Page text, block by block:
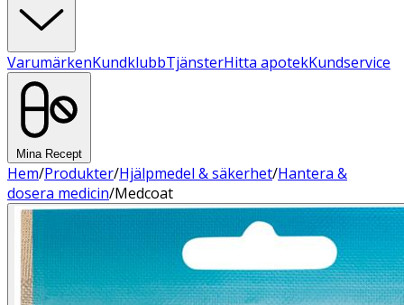
VarumärkenKundklubbTjänsterHitta apotekKundservice
Mina Recept
Hem/Produkter/Hjälpmedel & säkerhet/Hantera &
dosera medicin/Medcoat